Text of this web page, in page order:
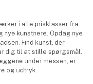
i alle prisklasser fra
kunstnere. Opdag nye
Find kunst, der
dig til at stille spørgsmål.
under messen, er
og udtryk.